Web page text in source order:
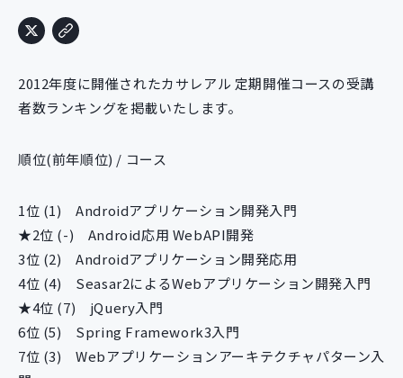
システム構築支援
研修サービス
定型コース 新入社員コース
パッケージ開発
導入事例
イベント・セミナー
ニュース
採用情報
2012年度に開催されたカサレアル 定期開催コースの受講
者数ランキングを掲載いたします。
順位(前年順位) / コース
1位 (1) Androidアプリケーション開発入門
★2位 (-) Android応用 WebAPI開発
3位 (2) Androidアプリケーション開発応用
4位 (4) Seasar2によるWebアプリケーション開発入門
★4位 (7) jQuery入門
6位 (5) Spring Framework3入門
7位 (3) Webアプリケーションアーキテクチャパターン入